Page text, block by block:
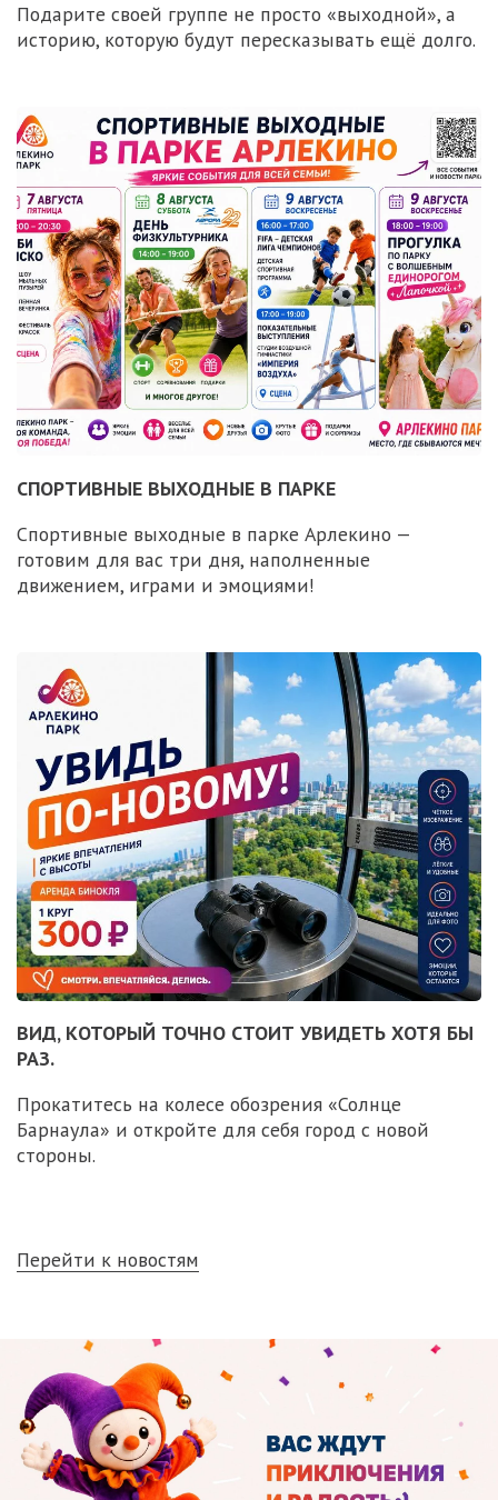
Подарите своей группе не просто «выходной», а
историю, которую будут пересказывать ещё долго.
СПОРТИВНЫЕ ВЫХОДНЫЕ В ПАРКЕ
Спортивные выходные в парке Арлекино —
готовим для вас три дня, наполненные
движением, играми и эмоциями!
ВИД, КОТОРЫЙ ТОЧНО СТОИТ УВИДЕТЬ ХОТЯ БЫ
РАЗ.
Прокатитесь на колесе обозрения «Солнце
Барнаула» и откройте для себя город с новой
стороны.
Перейти к новостям